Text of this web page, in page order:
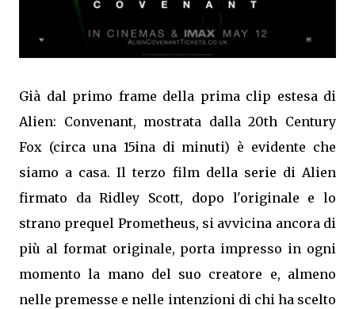
Già dal primo frame della prima clip estesa di
Alien: Convenant, mostrata dalla 20th Century
Fox (circa una 15ina di minuti) è evidente che
siamo a casa. Il terzo film della serie di Alien
firmato da Ridley Scott, dopo l'originale e lo
strano prequel Prometheus, si avvicina ancora di
più al format originale, porta impresso in ogni
momento la mano del suo creatore e, almeno
nelle premesse e nelle intenzioni di chi ha scelto